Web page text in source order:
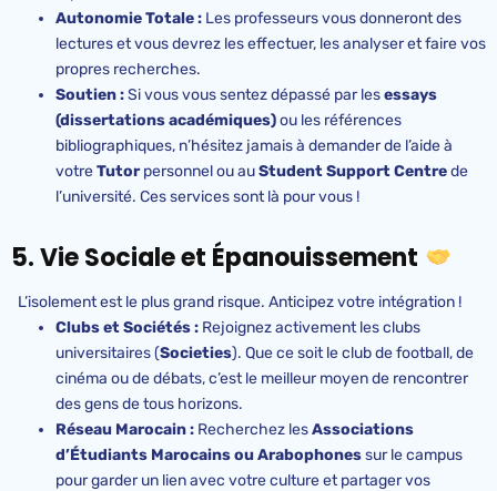
Autonomie Totale : Les professeurs vous donneront des
lectures et vous devrez les effectuer, les analyser et faire vos
propres recherches.
Soutien :Si vous vous sentez dépassé par lesessays
(dissertations académiques)ou les références
bibliographiques, n’hésitez jamais à demander de l’aide à
votreTutorpersonnel ou auStudent Support Centrede
l’université. Ces services sont là pour vous !
5. Vie Sociale et Épanouissement
L’isolement est le plus grand risque. Anticipez votre intégration !
Clubs et Sociétés : Rejoignez activement les clubs
universitaires (Societies). Que ce soit le club de football, de
cinéma ou de débats, c’est le meilleur moyen de rencontrer
des gens de tous horizons.
Réseau Marocain : Recherchez lesAssociations
d’Étudiants Marocains ou Arabophonessur le campus
pour garder un lien avec votre culture et partager vos